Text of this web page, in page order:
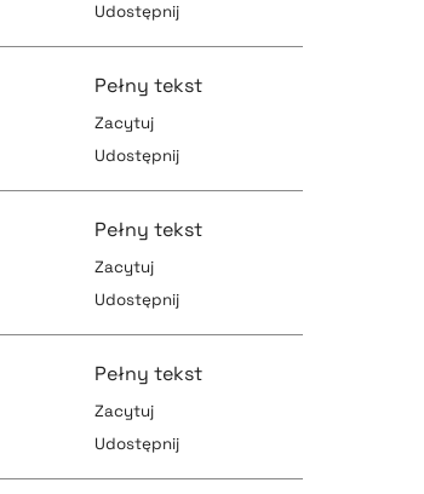
pobierz cytat
Udostępnij
pobierz cytat
Pełny tekst
Zacytuj
Udostępnij
pobierz cytat
Pełny tekst
Zacytuj
Udostępnij
pobierz cytat
Pełny tekst
Zacytuj
Udostępnij